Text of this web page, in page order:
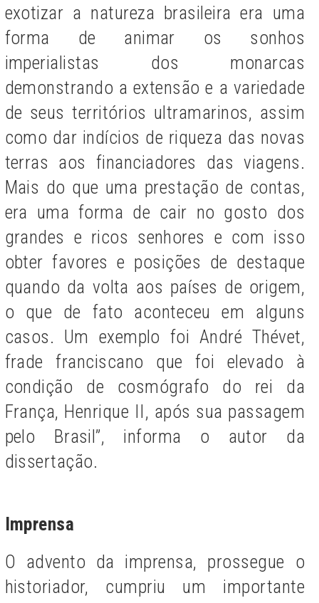
exotizar a natureza brasileira era uma
forma de animar os sonhos
imperialistas dos monarcas
demonstrando a extensão e a variedade
de seus territórios ultramarinos, assim
como dar indícios de riqueza das novas
terras aos financiadores das viagens.
Mais do que uma prestação de contas,
era uma forma de cair no gosto dos
grandes e ricos senhores e com isso
obter favores e posições de destaque
quando da volta aos países de origem,
o que de fato aconteceu em alguns
casos. Um exemplo foi André Thévet,
frade franciscano que foi elevado à
condição de cosmógrafo do rei da
França, Henrique II, após sua passagem
pelo Brasil”, informa o autor da
dissertação.
Imprensa
O advento da imprensa, prossegue o
historiador, cumpriu um importante